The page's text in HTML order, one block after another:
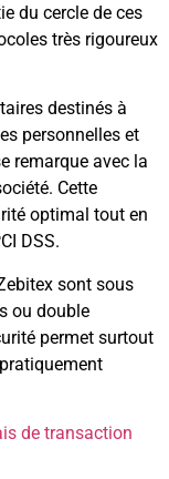
du cercle de ces
très rigoureux
destinés à
personnelles et
remarque avec la
Cette
optimal tout en
DSS.
sont sous
ou double
permet surtout
de transaction